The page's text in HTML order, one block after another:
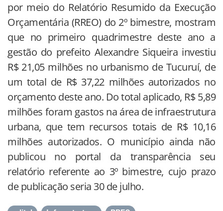
por meio do Relatório Resumido da Execução
Orçamentária (RREO) do 2º bimestre, mostram
que no primeiro quadrimestre deste ano a
gestão do prefeito Alexandre Siqueira investiu
R$ 21,05 milhões no urbanismo de Tucuruí, de
um total de R$ 37,22 milhões autorizados no
orçamento deste ano. Do total aplicado, R$ 5,89
milhões foram gastos na área de infraestrutura
urbana, que tem recursos totais de R$ 10,16
milhões autorizados. O município ainda não
publicou no portal da transparência seu
relatório referente ao 3º bimestre, cujo prazo
de publicação seria 30 de julho.